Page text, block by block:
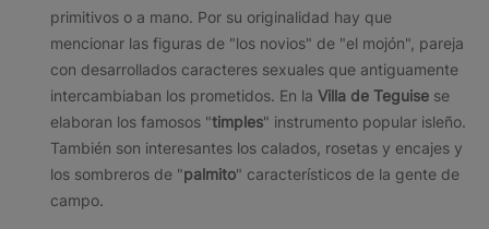
primitivos o a mano. Por su originalidad hay que
mencionar las figuras de "los novios" de "el mojón", pareja
con desarrollados caracteres sexuales que antiguamente
intercambiaban los prometidos. En la Villa de Teguise se
elaboran los famosos "timples" instrumento popular isleño.
También son interesantes los calados, rosetas y encajes y
los sombreros de "palmito" característicos de la gente de
campo.